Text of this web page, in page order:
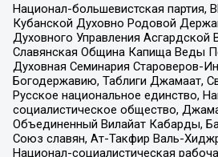
Национал-большевистская партия,
Кубанской Духовно Родовой
Духовного Управления Асгардской
Славянская Община Капища Веды
Духовная Семинария Староверов-
Богодержавию, Таблиги Джамаат,
Русское национальное единство,
социалистическое общество,
Объединенный Вилайат Кабарды,
Союз славян, Ат-Такфир Валь-
Национал-социалистическая